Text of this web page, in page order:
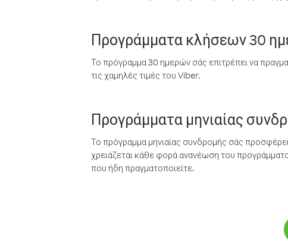
Προγράμματα κλήσεων 30
Το πρόγραμμα 30 ημερών σάς επιτρέπει να
τις χαμηλές τιμές του Viber.
Προγράμματα μηνιαίας
Το πρόγραμμα μηνιαίας συνδρομής σάς
χρειάζεται κάθε φορά ανανέωση του
που ήδη πραγματοποιείτε.